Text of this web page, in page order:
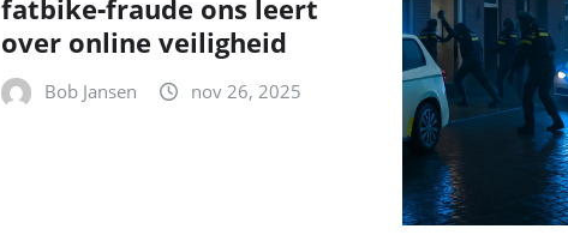
fatbike‑fraude ons leert
over online veiligheid
Bob Jansen nov 26, 2025